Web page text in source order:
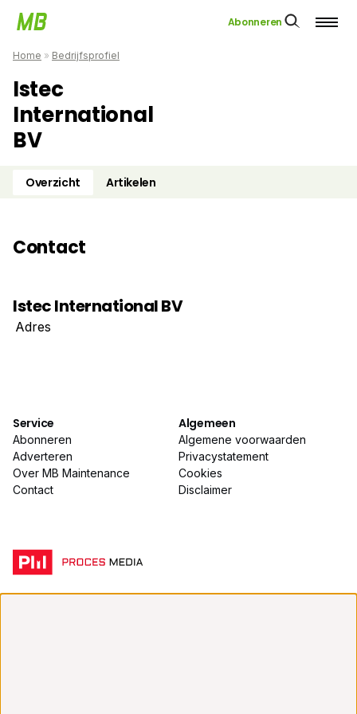
Abonneren
Home » Bedrijfsprofiel
Istec
International
BV
Overzicht Artikelen
Contact
Istec International BV
Adres
Service
Abonneren
Adverteren
Over MB Maintenance
Contact
Algemeen
Algemene voorwaarden
Privacystatement
Cookies
Disclaimer